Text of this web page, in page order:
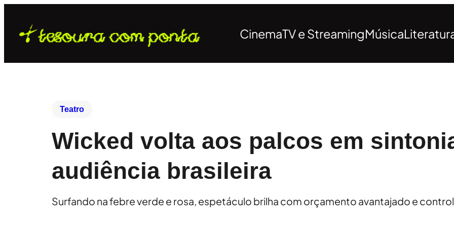
CinemaTV e StreamingMúsica
Teatro
Wicked volta aos palcos em
audiência brasileira
Surfando na febre verde e rosa, espetáculo brilha com orçamento avantajado e